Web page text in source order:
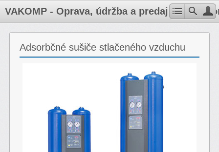
VAKOMP - Oprava, údržba a predaj
Adsorbčné sušiče stlačeného vzduchu